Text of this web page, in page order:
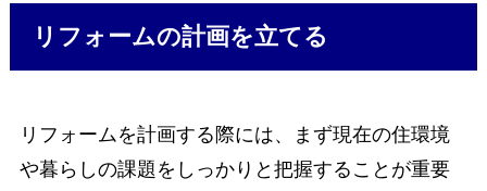
リフォームの計画を立てる
リフォームを計画する際には、まず現在の住環境
や暮らしの課題をしっかりと把握することが重要